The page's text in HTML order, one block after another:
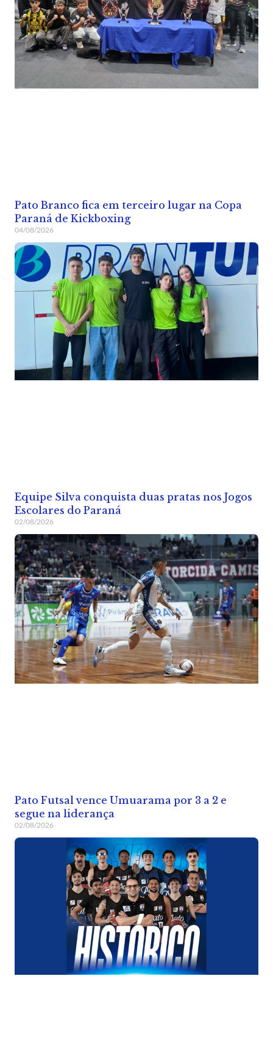
Pato Branco fica em terceiro lugar na Copa
Paraná de Kickboxing
04/08/2026
Equipe Silva conquista duas pratas nos Jogos
Escolares do Paraná
02/08/2026
Pato Futsal vence Umuarama por 3 a 2 e
segue na liderança
02/08/2026